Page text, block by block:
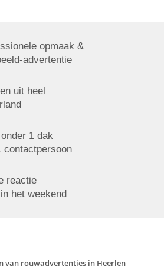
opmaak &
advertentie
uit heel
1 dak
contactpersoon
reactie
het weekend
van rouwadvertenties in Heerlen